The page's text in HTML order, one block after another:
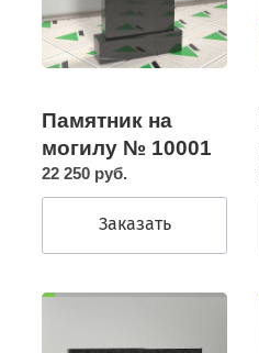
Памятник на
могилу № 10001
22 250 руб.
Заказать